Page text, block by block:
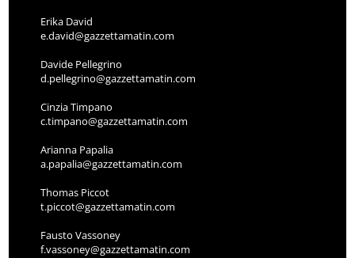
Erika David
e.david@gazzettamatin.com
Davide Pellegrino
d.pellegrino@gazzettamatin.com
Cinzia Timpano
c.timpano@gazzettamatin.com
Arianna Papalia
a.papalia@gazzettamatin.com
Thomas Piccot
t.piccot@gazzettamatin.com
Fausto Vassoney
f.vassoney@gazzettamatin.com